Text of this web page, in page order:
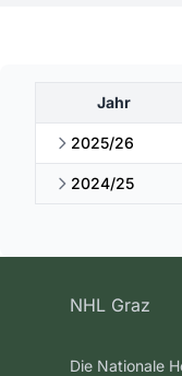
Jahr
2025/26
2024/25
NHL Graz
Die Nationale